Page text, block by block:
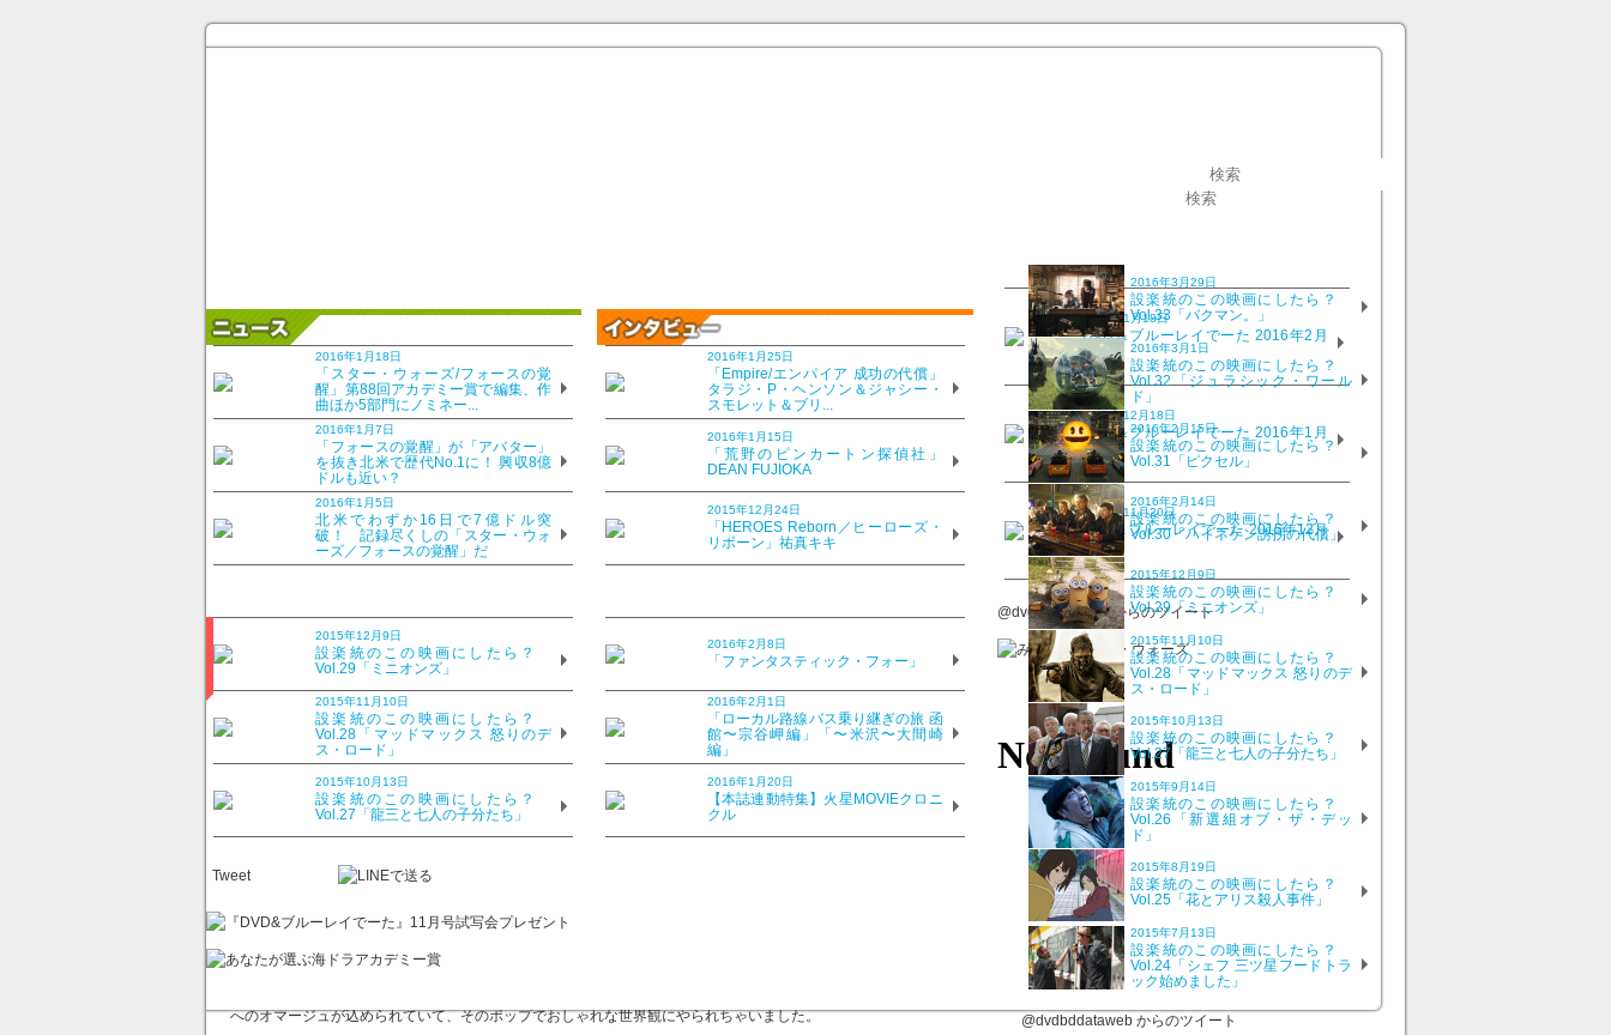
2016年1月18日
「スター・ウォーズ/フォースの覚
醒」第88回アカデミー賞で編集、作
曲ほか5部門にノミネー...
2016年1月7日
「フォースの覚醒」が「アバター」
を抜き北米で歴代No.1に！ 興収8億
ドルも近い？
2016年1月5日
北米でわずか16日で7億ドル突
破！ 記録尽くしの「スター・ウォ
ーズ／フォースの覚醒」だ
2016年1月25日
「Empire/エンパイア 成功の代償」
タラジ・P・ヘンソン＆ジャシー・
スモレット＆ブリ...
2016年1月15日
「荒野のピンカートン探偵社」
DEAN FUJIOKA
2015年12月24日
「HEROES Reborn／ヒーローズ・
リボーン」祐真キキ
2015年12月9日
設楽統のこの映画にしたら？
Vol.29「ミニオンズ」
2015年11月10日
設楽統のこの映画にしたら？
Vol.28「マッドマックス 怒りのデ
ス・ロード」
2015年10月13日
設楽統のこの映画にしたら？
Vol.27「龍三と七人の子分たち」
2016年2月8日
「ファンタスティック・フォー」
2016年2月1日
「ローカル路線バス乗り継ぎの旅 函
館〜宗谷岬編」「〜米沢〜大間崎
編」
2016年1月20日
【本誌連動特集】火星MOVIEクロニ
クル
Tweet
2016年1月18日
DVD＆ブルーレイでーた 2016年2月
号
2015年12月18日
DVD＆ブルーレイでーた 2016年1月
号
2015年11月20日
DVD＆ブルーレイでーた 2015年12月
号
@dvdbddataweb からのツイート
スティス・フォーエバー」
2014年7月8日
ちょっと大人になったヒット・ガールにクギづけ。クロエはいま、いちばん会
いたい人！
■今月の一本
「キック・アス ジャスティス・フォーエバー」
10代のアイドル
2010年、僕がいちばんハマった映画「キック・アス」。もともと「X-MEN」や「バットマン」みたいな正統派のヒー
たスーツを身にまとい、あこがれのヒーロー＝キック・アスとして街の平和を守るという物語。決して無敵の超人じゃ
へのオマージュが込められていて、そのポップでおしゃれな世界観にやられちゃいました。
2016年3月29日
設楽統のこの映画にしたら？
Vol.33「バクマン。」
2016年3月1日
設楽統のこの映画にしたら？
Vol.32「ジュラシック・ワール
ド」
2016年2月15日
設楽統のこの映画にしたら？
Vol.31「ピクセル」
2016年2月14日
設楽統のこの映画にしたら？
Vol.30「ハイネケン誘拐の代償」
2015年12月9日
設楽統のこの映画にしたら？
Vol.29「ミニオンズ」
2015年11月10日
設楽統のこの映画にしたら？
Vol.28「マッドマックス 怒りのデ
ス・ロード」
2015年10月13日
設楽統のこの映画にしたら？
Vol.27「龍三と七人の子分たち」
2015年9月14日
設楽統のこの映画にしたら？
Vol.26「新選組オブ・ザ・デッ
ド」
2015年8月19日
設楽統のこの映画にしたら？
Vol.25「花とアリス殺人事件」
2015年7月13日
設楽統のこの映画にしたら？
Vol.24「シェフ 三ツ星フードトラ
ック始めました」
@dvdbddataweb からのツイート